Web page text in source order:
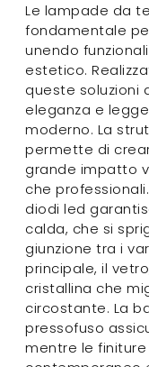
Le lampade da
fondamentale
unendo
estetico.
queste soluzioni
eleganza e
moderno. La
permette di
grande impatto
che
diodi led
calda, che si
giunzione tra i
principale, il
cristallina che
circostante. La
pressofuso
mentre le